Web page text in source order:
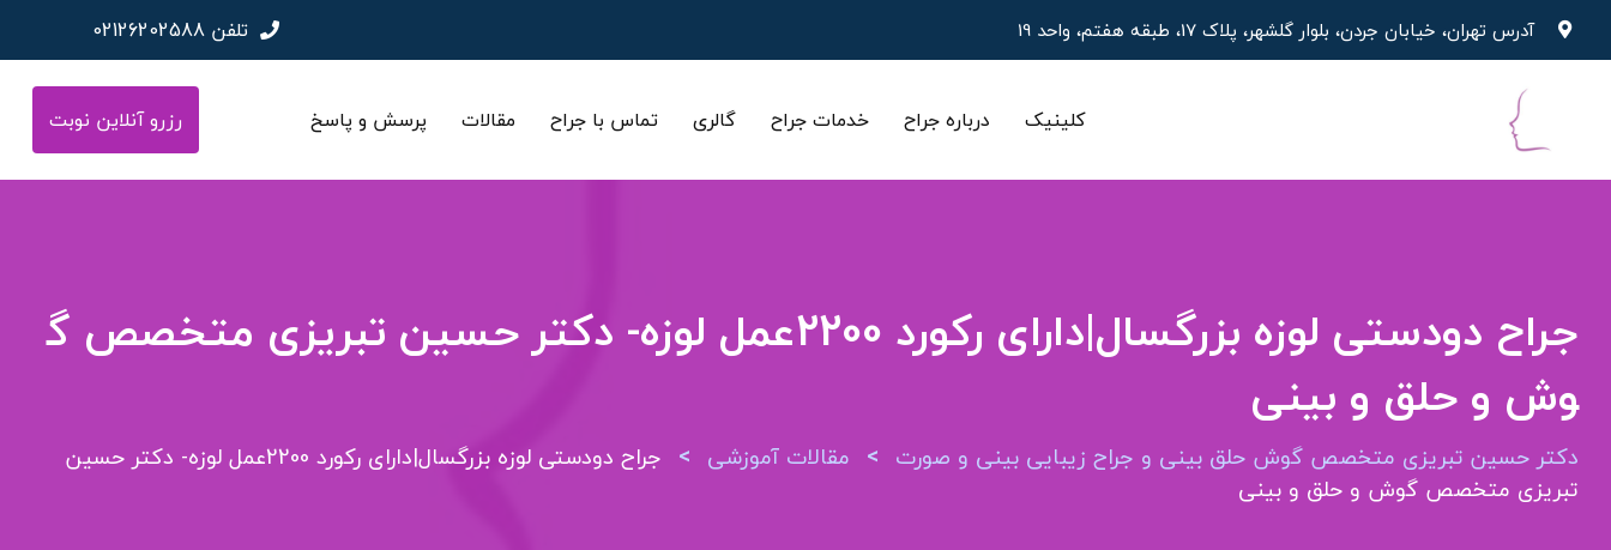
آدرس تهران، خیابان جردن، بلوار گلشهر، پلاک 17، طبقه هفتم، واحد 19 تلفن 02126202588
کلینیک درباره جراح خدمات جراح گالری تماس با جراح مقالات پرسش و پاسخ رزرو آنلاین نوبت
جراح دودستی لوزه بزرگسال|دارای رکورد 2200عمل لوزه- دکتر حسین تبریزی متخصص گ
وش و حلق و بینی
دکتر حسین تبریزی متخصص گوش حلق بینی و جراح زیبایی بینی و صورت > مقالات آموزشی >
جراح دودستی لوزه بزرگسال|دارای رکورد 2200عمل لوزه- دکتر حسین
تبریزی متخصص گوش و حلق و بینی